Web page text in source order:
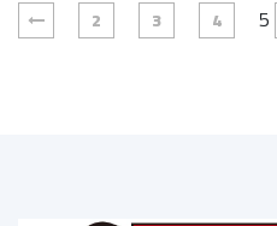
2 3 4 5